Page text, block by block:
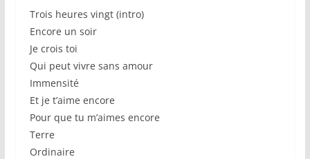
Trois heures vingt (intro)
Encore un soir
Je crois toi
Qui peut vivre sans amour
Immensité
Et je t’aime encore
Pour que tu m’aimes encore
Terre
Ordinaire